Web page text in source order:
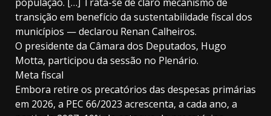
população. […] Trata-se de claro mecanismo de
transição em benefício da sustentabilidade fiscal dos
municípios — declarou Renan Calheiros.
O presidente da Câmara dos Deputados, Hugo
Motta, participou da sessão no Plenário.
Meta fiscal
Embora retire os precatórios das despesas primárias
em 2026, a PEC 66/2023 acrescenta, a cada ano, a